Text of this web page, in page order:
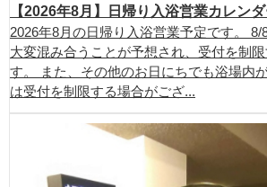
【2026年8月】日帰り入浴営業カレン
2026年8月の日帰り入浴営業予定です。 8/
大変混み合うことが予想され、受付を制
す。 また、その他のお日にちでも浴場内
は受付を制限する場合がござ...